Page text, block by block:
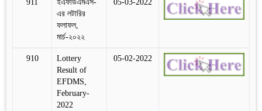
911
ইএফডিএমএস-
এর লটারির
ফলাফল,
মার্চ-২০২২
05-03-2022
910
Lottery
Result of
EFDMS,
February-
2022
05-02-2022